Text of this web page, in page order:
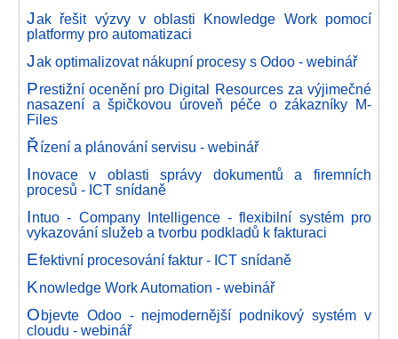
Jak řešit výzvy v oblasti Knowledge Work pomocí
platformy pro automatizaci
Jak optimalizovat nákupní procesy s Odoo - webinář
Prestižní ocenění pro Digital Resources za výjimečné
nasazení a špičkovou úroveň péče o zákazníky M-
Files
Řízení a plánování servisu - webinář
Inovace v oblasti správy dokumentů a firemních
procesů - ICT snídaně
Intuo - Company Intelligence - flexibilní systém pro
vykazování služeb a tvorbu podkladů k fakturaci
Efektivní procesování faktur - ICT snídaně
Knowledge Work Automation - webinář
Objevte Odoo - nejmodernější podnikový systém v
cloudu - webinář